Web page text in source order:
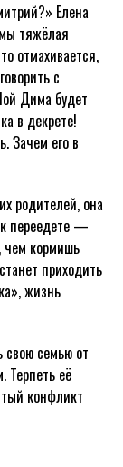
Елена
тяжёлая
отмахивается,
с
Дима будет
в декрете!
Зачем его в
родителей, она
переедете —
чем кормишь
приходить
жизнь
свою семью от
Терпеть её
конфликт